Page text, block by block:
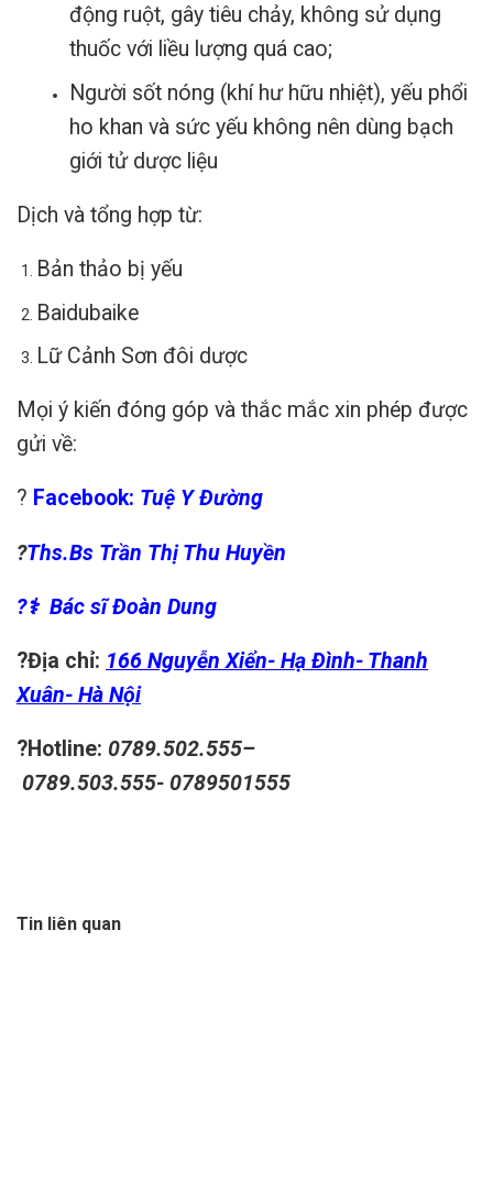
động ruột, gây tiêu chảy, không sử dụng
thuốc với liều lượng quá cao;
Người sốt nóng (khí hư hữu nhiệt), yếu phổi
ho khan và sức yếu không nên dùng bạch
giới tử dược liệu
Dịch và tổng hợp từ:
Bản thảo bị yếu
Baidubaike
Lữ Cảnh Sơn đôi dược
Mọi ý kiến đóng góp và thắc mắc xin phép được
gửi về:
? Facebook: Tuệ Y Đường
?‍Ths.Bs Trần Thị Thu Huyền
?‍⚕️ Bác sĩĐoàn Dung
?Địa chỉ: 166 Nguyễn Xiển- Hạ Đình- Thanh
Xuân- Hà Nội
?Hotline: 0789.502.555–
0789.503.555- 0789501555
Tin liên quan